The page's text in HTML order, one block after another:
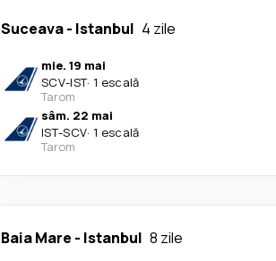
Suceava- Istanbul 4 zile
mie. 19 mai
SCV-IST· 1 escală
Tarom
sâm. 22 mai
IST-SCV· 1 escală
Tarom
Baia Mare - Istanbul 8 zile